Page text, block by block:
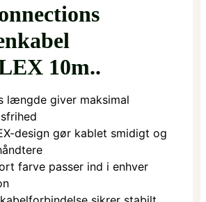
10m..
længde giver maksimal
design gør kablet smidigt og
farve passer ind i enhver